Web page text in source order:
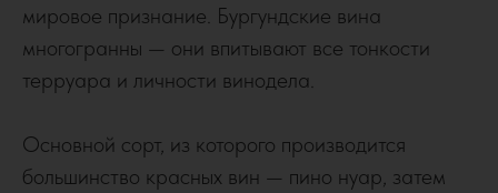
мировое признание. Бургундские вина
многогранны — они впитывают все тонкости
терруара и личности винодела.
Основной сорт, из которого производится
большинство красных вин — пино нуар, затем